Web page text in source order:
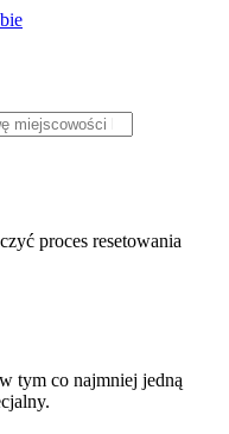
proces resetowania
tym co najmniej jedną